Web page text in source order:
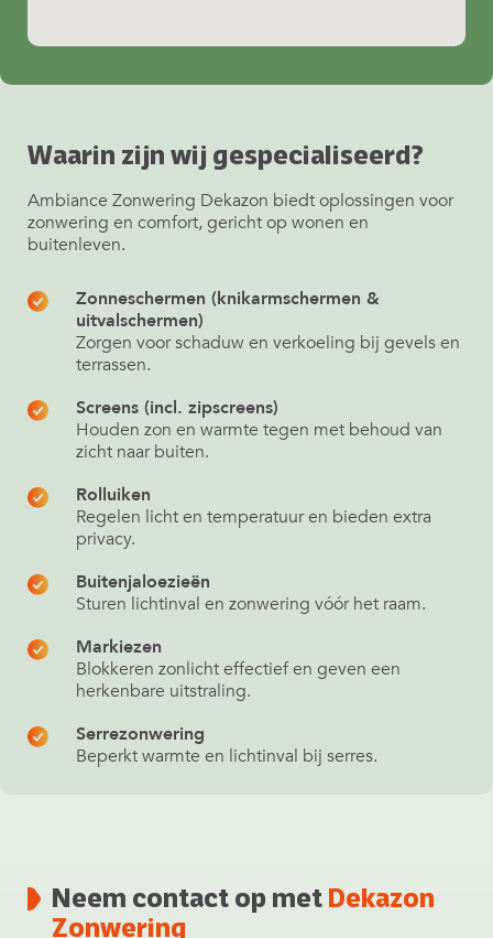
Waarin zijn wij gespecialiseerd?
Ambiance Zonwering Dekazon biedt oplossingen voor
zonwering en comfort, gericht op wonen en
buitenleven.
Zonneschermen (knikarmschermen &
uitvalschermen)
Zorgen voor schaduw en verkoeling bij gevels en
terrassen.
Screens (incl. zipscreens)
Houden zon en warmte tegen met behoud van
zicht naar buiten.
Rolluiken
Regelen licht en temperatuur en bieden extra
privacy.
Buitenjaloezieën
Sturen lichtinval en zonwering vóór het raam.
Markiezen
Blokkeren zonlicht effectief en geven een
herkenbare uitstraling.
Serrezonwering
Beperkt warmte en lichtinval bij serres.
Neem contact op met Dekazon
Zonwering